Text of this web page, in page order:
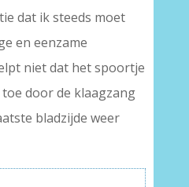
dat ik steeds moet
en eenzame
niet dat het spoortje
door de klaagzang
bladzijde weer